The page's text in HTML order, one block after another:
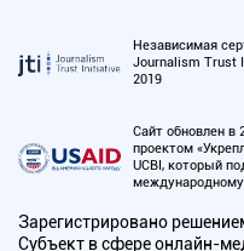
Независимая
Journalism Trust
2019
Сайт обновлен в
проектом
UCBI, который
международному
Зарегистрировано
Субъект в сфере онлайн-